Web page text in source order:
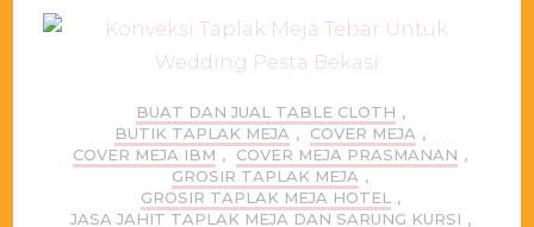
BUAT DAN JUAL TABLE CLOTH ,
BUTIK TAPLAK MEJA , COVER MEJA ,
COVER MEJA IBM , COVER MEJA PRASMANAN ,
GROSIR TAPLAK MEJA ,
GROSIR TAPLAK MEJA HOTEL ,
JASA JAHIT TAPLAK MEJA DAN SARUNG KURSI ,